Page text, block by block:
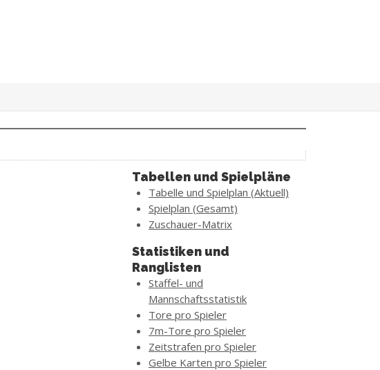
Tabellen und Spielpläne
Tabelle und Spielplan (Aktuell)
Spielplan (Gesamt)
Zuschauer-Matrix
Statistiken und
Ranglisten
Staffel- und
Mannschaftsstatistik
Tore pro Spieler
7m-Tore pro Spieler
Zeitstrafen pro Spieler
Gelbe Karten pro Spieler